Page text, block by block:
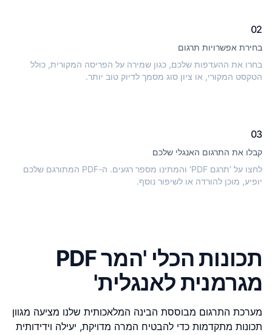
02
בחירת אפשרויות תרגום
בחרו את ההעדפות שלכם, כגון שמירה על הפריסה המקורית, כולל
הטקסט המקורי, או ציון סוג מסמך לדיוק טוב יותר.
03
קבלו את התרגום האנגלי שלכם
לחצו על 'תרגם PDF' והמתינו מספר רגעים. ה-PDF המתורגם שלכם
יופיע, מוכן להורדה או לשיפור נוסף.
תכונות הכלי 'המר PDF
מגרמנית לאנגלית'
מערכת התרגום מבוססת הבינה המלאכותית שלנו מציעה מגוון
תכונות מתקדמות כדי להבטיח המרה מדויקת, יעילה וידידותית